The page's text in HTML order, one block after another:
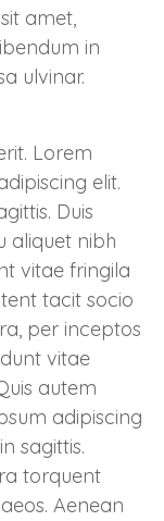
amet,
in
ulvinar.
Lorem
elit.
Duis
aliquet nibh
vitae fringila
tacit socio
per inceptos
vitae
autem
adipiscing
sagittis.
torquent
Aenean